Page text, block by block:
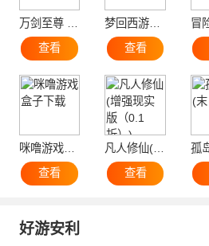
万剑至尊 (0.1折山海经)
查看
梦回西游记(0.1折无双西游)
查看
咪噜游戏盒子下载
查看
凡人修仙(增强现实版（0.1折）)
查看
好游安利